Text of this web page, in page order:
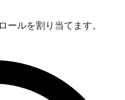
ールを割り当てます。